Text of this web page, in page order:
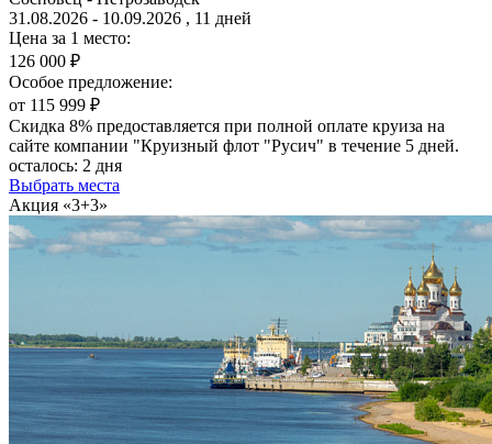
31.08.2026 - 10.09.2026 , 11 дней
Цена за 1 место:
126 000 ₽
Особое предложение:
от 115 999 ₽
Скидка 8% предоставляется при полной оплате круиза на
сайте компании "Круизный флот "Русич" в течение 5 дней.
осталось: 2 дня
Выбрать места
Акция «3+3»